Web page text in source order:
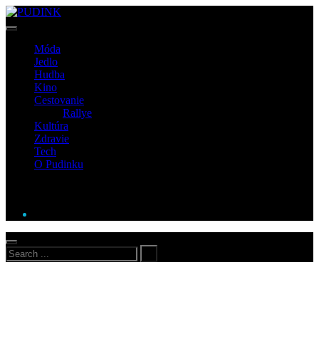
Móda
Jedlo
Hudba
Kino
Cestovanie
Rallye
Kultúra
Zdravie
Tech
O Pudinku